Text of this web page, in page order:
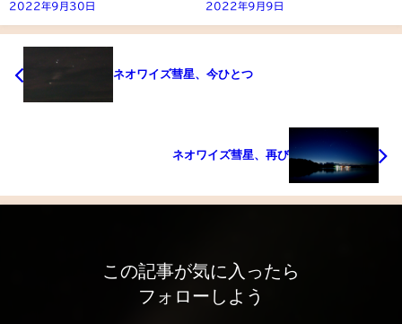
2022年9月30日 2022年9月9日
ネオワイズ彗星、今ひとつ
ネオワイズ彗星、再び
この記事が気に入ったら
フォローしよう